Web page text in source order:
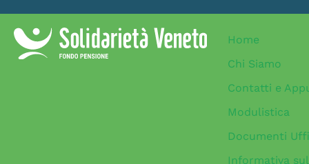
Home
Chi Siamo
Contatti e
Modulistica
Documenti
Informativa